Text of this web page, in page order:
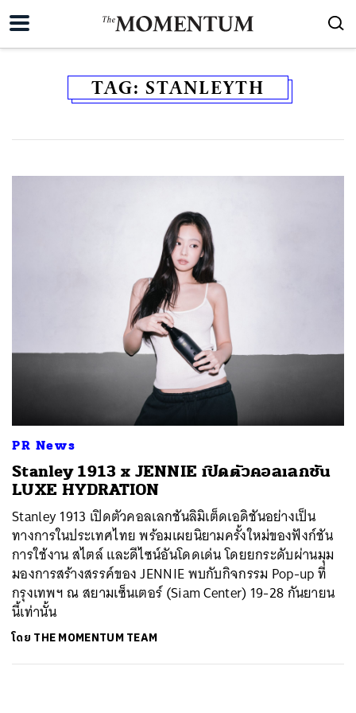
TAG: STANLEYTH
PR News
Stanley 1913 x JENNIE เปิดตัวคอลเลกชัน
LUXE HYDRATION
Stanley 1913 เปิดตัวคอลเลกชันลิมิเต็ดเอดิชันอย่างเป็น
ทางการในประเทศไทย พร้อมเผยนิยามครั้งใหม่ของฟังก์ชัน
การใช้งาน สไตล์ และดีไซน์อันโดดเด่น โดยยกระดับผ่านมุม
มองการสร้างสรรค์ของ JENNIE พบกับกิจกรรม Pop-up ที่
กรุงเทพฯ ณ สยามเซ็นเตอร์ (Siam Center) 19-28 กันยายน
นี้เท่านั้น
โดย THE MOMENTUM TEAM